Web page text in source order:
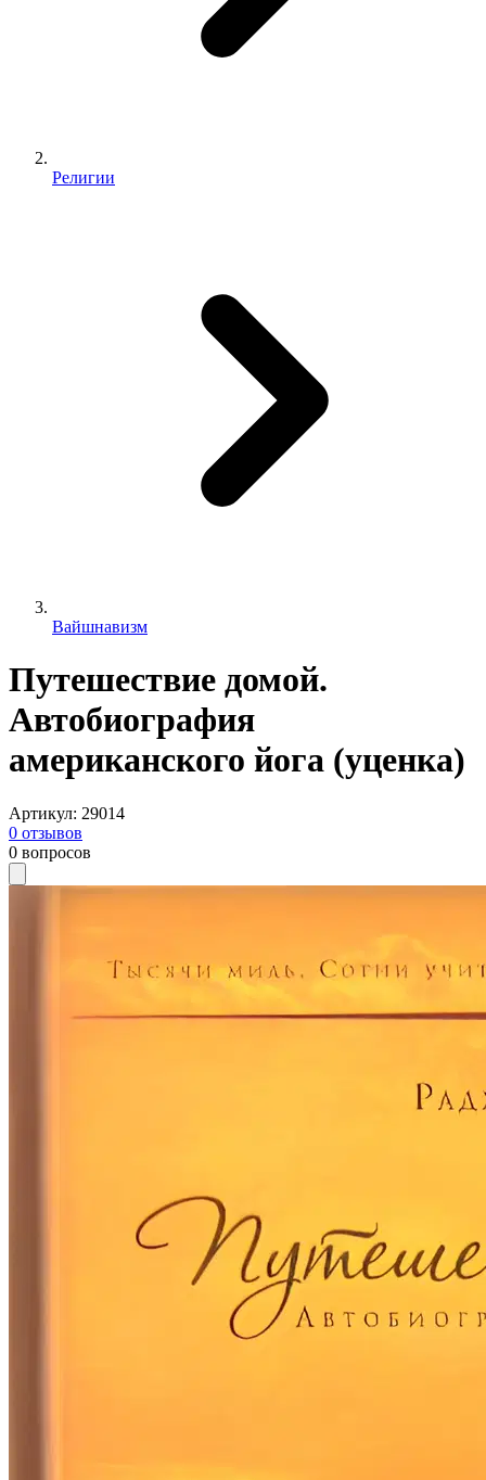
Религии
Вайшнавизм
Путешествие домой.
Автобиография
американского йога (уценка)
Артикул: 29014
0 отзывов
0 вопросов